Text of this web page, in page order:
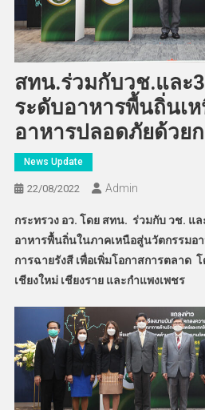
สทน.ร่วมกับวช.และ
ระดับอาหารพื้นถิ่นเ
อาหารปลอดภัยด้วย
News Update
22/08/2022 Admin
กระทรวง อว. โดย สทน. ร่วมกับ วช. แ
อาหารพื้นถิ่นในภาคเหนือสู่นวัตกรรมอ
การฉายรังสี เพื่อเพิ่มโอกาสการตลาด
เชียงใหม่ เชียงราย และกำแพงเพชร